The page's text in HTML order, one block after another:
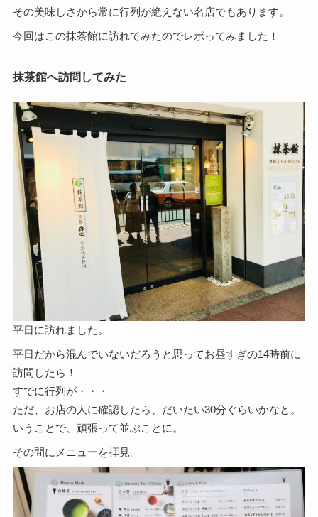
その美味しさから常に行列が絶えない名店でもあります。
今回はこの抹茶館に訪れてみたのでレポってみました！
抹茶館へ訪問してみた
平日に訪れました。
平日だから混んでいないだろうと思ってお昼すぎの14時前に
訪問したら！
すでに行列が・・・
ただ、お店の人に確認したら、だいたい30分ぐらいかなと。
いうことで、頑張って並ぶことに。
その間にメニューを拝見。